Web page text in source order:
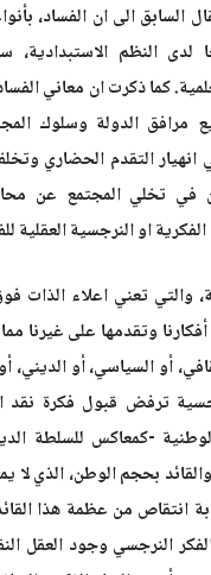
السابق الى ان الفساد،
النظم الاستبدادية،
كما ذكرت ان معاني
مرافق الدولة وسلوك
التقدم الحضاري
في تخلي المجتمع عن
او النرجسية العقلية
والتي تعني اعلاء الذات
وتقدمها على غيرنا
أو السياسي، أو الديني،
ترفض قبول فكرة نقد
-كمعاكس للسلطة
والقائد بحجم الوطن، الذي
انتقاص من عظمة هذا
النرجسي وجود العقل